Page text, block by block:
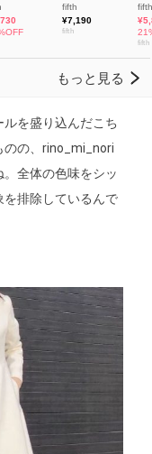
を盛り込んだこち
のの、rino_mi_nori
全体の色味をシッ
排除しているんで